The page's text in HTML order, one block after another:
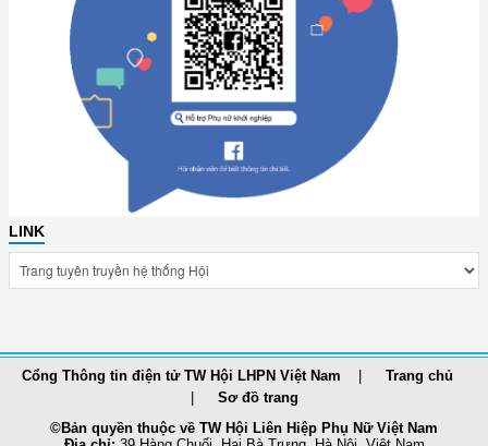
LINK
Cổng Thông tin điện tử TW Hội LHPN Việt Nam
Trang chủ
Sơ đồ trang
©Bản quyền thuộc về TW Hội Liên Hiệp Phụ Nữ Việt Nam